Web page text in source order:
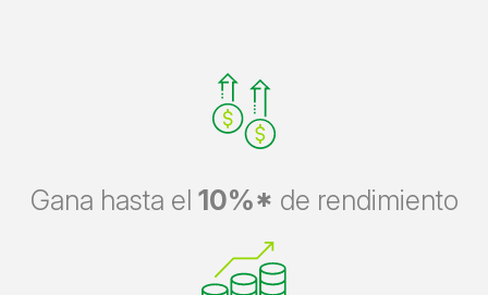
Gana hasta el 10%* de rendimiento